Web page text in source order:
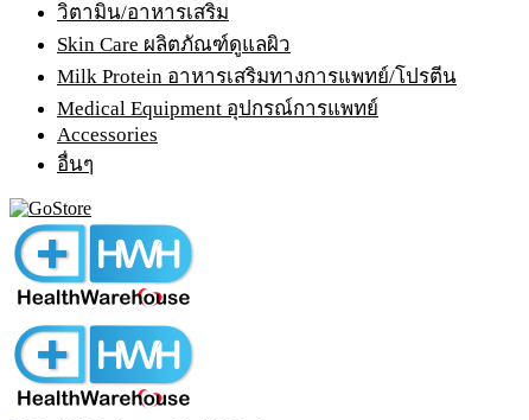
วิตามิน/อาหารเสริม
Skin Care ผลิตภัณฑ์ดูแลผิว
Milk Protein อาหารเสริมทางการแพทย์/โปรตีน
Medical Equipment อุปกรณ์การแพทย์
Accessories
อื่นๆ